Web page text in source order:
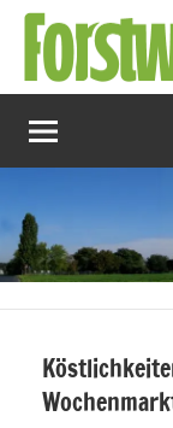
Zum
Inhalt
springen